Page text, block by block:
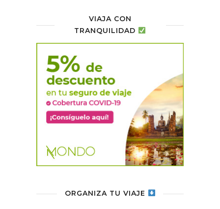
VIAJA CON
TRANQUILIDAD
ORGANIZA TU VIAJE